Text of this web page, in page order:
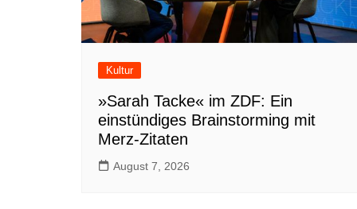
Kultur
»Sarah Tacke« im ZDF: Ein
einstündiges Brainstorming mit
Merz-Zitaten
August 7, 2026